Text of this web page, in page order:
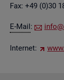
Fax: +49 (0)30
E-Mail:
In­ter­net: